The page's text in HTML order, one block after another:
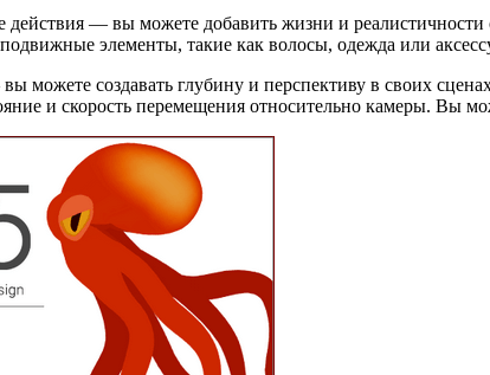
действия — вы можете добавить жизни и
элементы, такие как волосы, одежда или
можете создавать глубину и перспективу в своих
и скорость перемещения относительно камеры. Вы